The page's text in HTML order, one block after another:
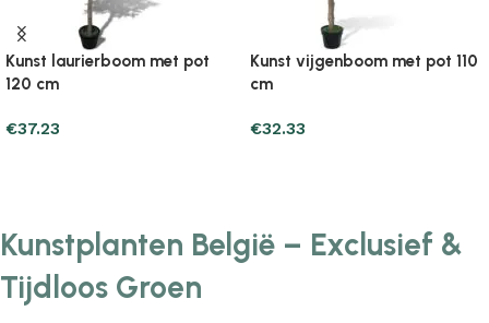
Kunst laurierboom met pot
120 cm
€37.23
Kunst vijgenboom met pot 110
cm
€32.33
Kunstplanten België – Exclusief &
Tijdloos Groen